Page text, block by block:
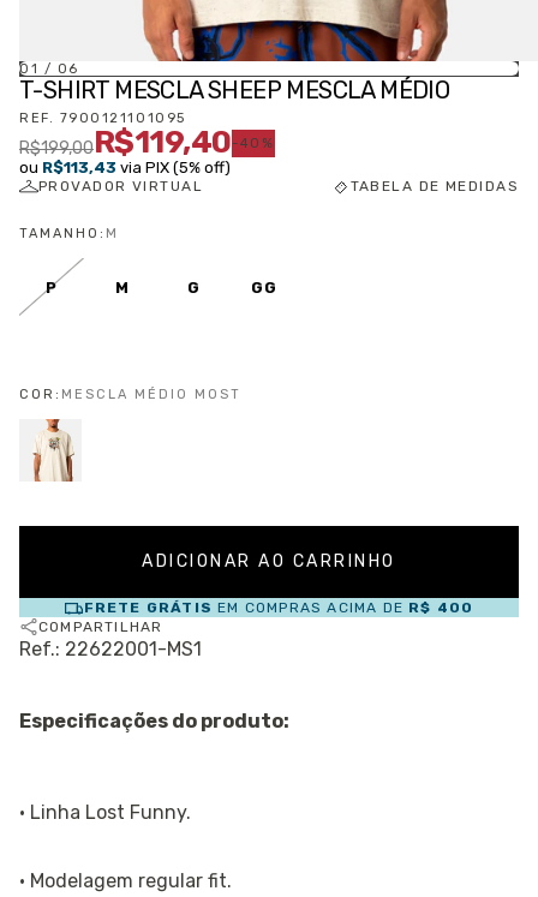
01 / 06
T-SHIRT MESCLA SHEEP MESCLA MÉDIO
REF. 7900121101095
R$199,00R$119,40-40 %
ou R$113,43 via PIX (5% off)
PROVADOR VIRTUAL TABELA DE MEDIDAS
TAMANHO: M
P M G GG
COR: MESCLA MÉDIO MOST
FRETE GRÁTIS EM COMPRAS ACIMA DE R$ 400
COMPARTILHAR
Ref.: 22622001-MS1
Especificações do produto:
· Linha Lost Funny.
· Modelagem regular fit.